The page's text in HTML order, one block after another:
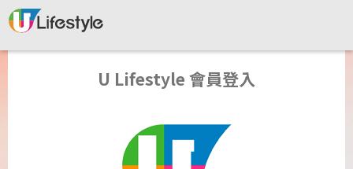
U Lifestyle 會員登入